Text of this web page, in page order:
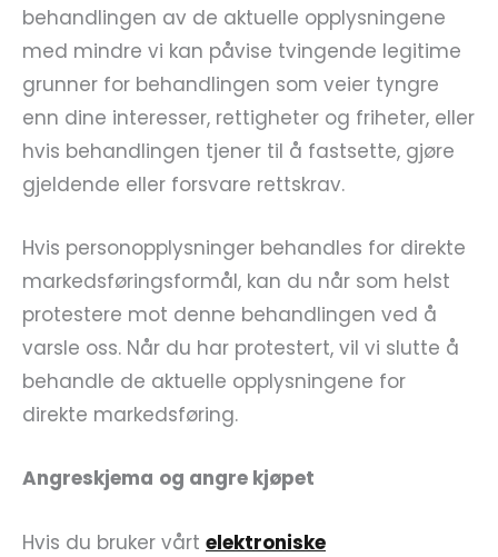
behandlingen av de aktuelle opplysningene
med mindre vi kan påvise tvingende legitime
grunner for behandlingen som veier tyngre
enn dine interesser, rettigheter og friheter, eller
hvis behandlingen tjener til å fastsette, gjøre
gjeldende eller forsvare rettskrav.
Hvis personopplysninger behandles for direkte
markedsføringsformål, kan du når som helst
protestere mot denne behandlingen ved å
varsle oss. Når du har protestert, vil vi slutte å
behandle de aktuelle opplysningene for
direkte markedsføring.
Angreskjema og angre kjøpet
Hvis du bruker vårt elektroniske